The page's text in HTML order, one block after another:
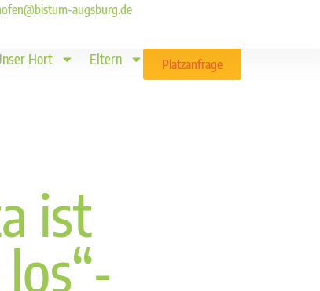
augsburg.de
Hort Eltern Platzanfrage
ist